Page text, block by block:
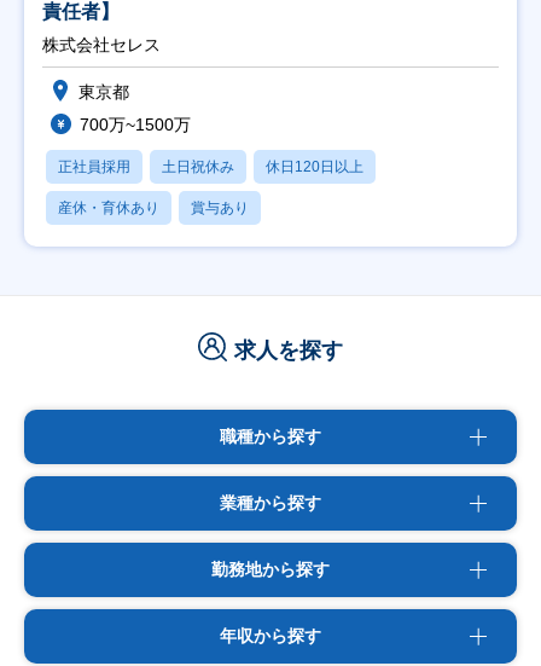
責任者】
株式会社セレス
東京都
700万~1500万
正社員採用 土日祝休み 休日120日以上
産休・育休あり 賞与あり
求人を探す
職種から探す
業種から探す
勤務地から探す
年収から探す